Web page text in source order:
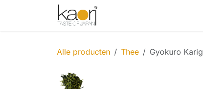
Overslaan naar inhoud
Alle producten Thee Gyokuro